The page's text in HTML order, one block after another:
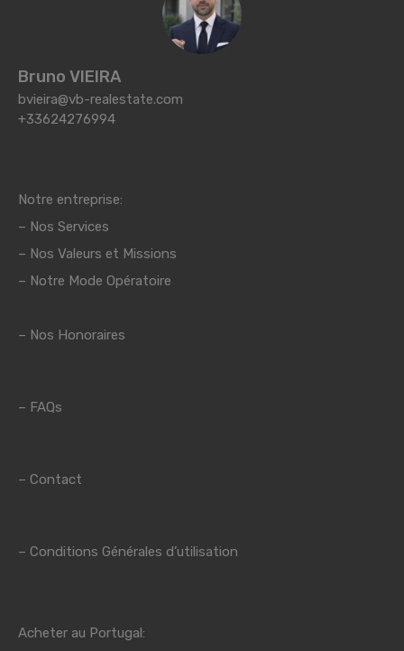
Bruno VIEIRA
bvieira@vb-realestate.com
+33624276994
Notre entreprise:
– Nos Services
– Nos Valeurs et Missions
– Notre Mode Opératoire
– Nos Honoraires
– FAQs
– Contact
– Conditions Générales d’utilisation
Acheter au Portugal: